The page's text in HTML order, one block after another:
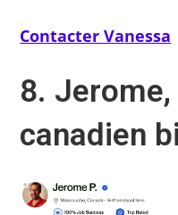
Contacter Vanessa
8.
canadien